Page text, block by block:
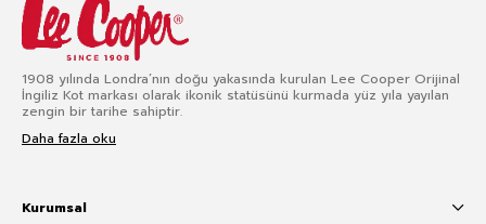
1908 yılında Londra’nın doğu yakasında kurulan Lee Cooper Orijinal
İngiliz Kot markası olarak ikonik statüsünü kurmada yüz yıla yayılan
zengin bir tarihe sahiptir.
Daha fazla oku
Kurumsal